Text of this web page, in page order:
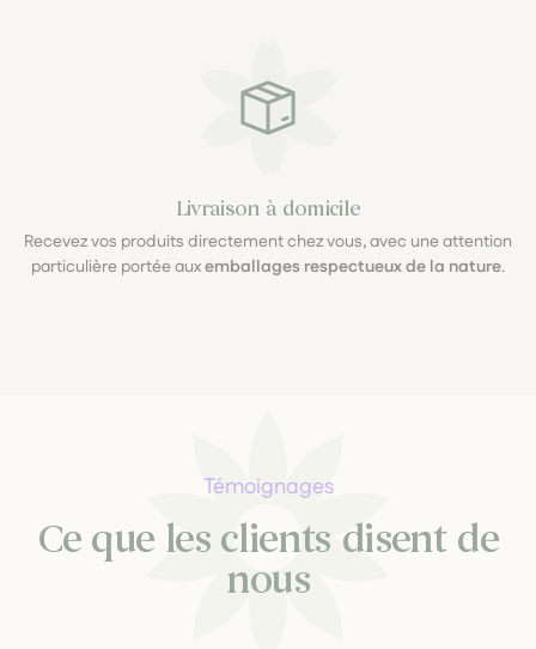
Livraison à domicile
Recevez vos produits directement chez vous, avec une attention
particulière portée auxemballages respectueux de la nature.
Témoignages
Ce que les clients disent de
nous